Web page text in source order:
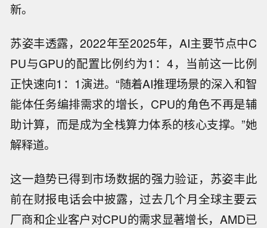
新。
苏姿丰透露，2022年至2025年，AI主要节点中C
PU与GPU的配置比例约为1：4，当前这一比例
正快速向1：1演进。“随着AI推理场景的深入和智
能体任务编排需求的增长，CPU的角色不再是辅
助计算，而是成为全栈算力体系的核心支撑。”她
解释道。
这一趋势已得到市场数据的强力验证，苏姿丰此
前在财报电话会中披露，过去几个月全球主要云
厂商和企业客户对CPU的需求显著增长，AMD已